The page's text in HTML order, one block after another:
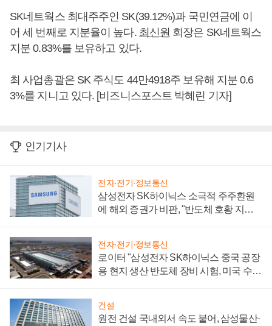
SK네트웍스 최대주주인 SK(39.12%)과 국민연금에 이
어 세 번째로 지분율이 높다. 최신원 회장은 SK네트웍스
지분 0.83%를 보유하고 있다.
최 사업총괄은 SK 주식도 44만4918주 보유해 지분 0.6
3%를 지니고 있다. [비즈니스포스트 박혜린 기자]
인기기사
전자·전기·정보통신
삼성전자 SK하이닉스 소극적 주주환원
에 해외 증권가 비판, "반도체 호황 지속
전자·전기·정보통신
로이터 "삼성전자 SK하이닉스 중국 공장
용 현지 생산 반도체 장비 시험, 미국 수출
건설
원전 건설 국내외서 속도 붙어, 삼성물산·